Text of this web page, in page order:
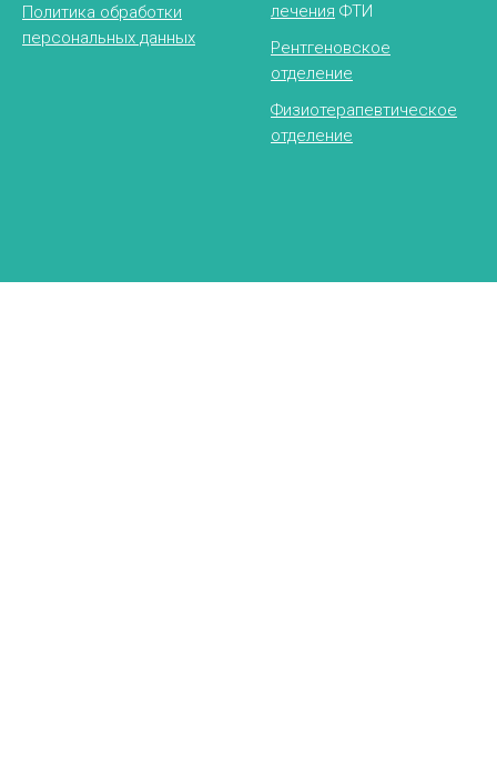
Политика обработки
персональных данных
лечения ФТИ
Рентгеновское
отделение
Физиотерапевтическое
отделение